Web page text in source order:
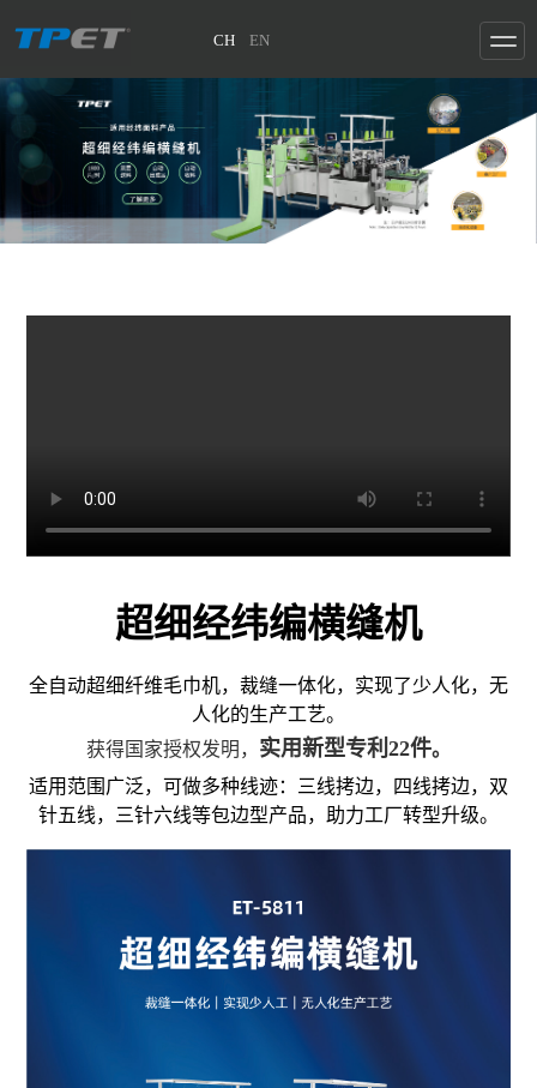
CH EN
超细经纬编横缝机
全自动超细纤维毛巾机，裁缝一体化，实现了少人化，无
人化的生产工艺。
获得国家授权发明， 实用新型专利22件。
适用范围广泛，可做多种线迹：三线拷边，四线拷边，双
针五线，三针六线等包边型产品，助力工厂转型升级。